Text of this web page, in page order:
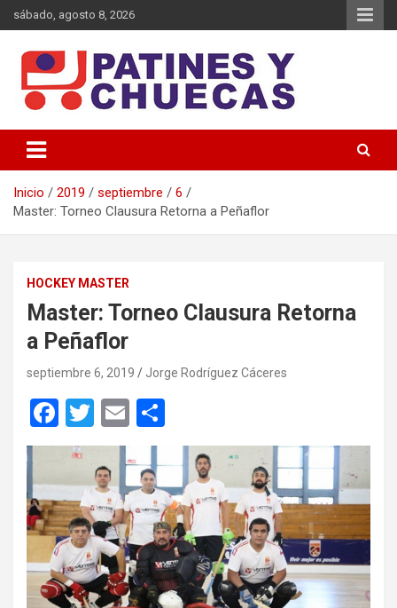
Saltar
al
sábado, agosto 8, 2026
Patines y Chuecas
Inicio 2019 septiembre
6
Master: Torneo Clausura Retorna a Peñaflor
HOCKEY MASTER
Master: Torneo Clausura Retorna
a Peñaflor
septiembre 6, 2019 Jorge Rodríguez Cáceres
F
a
ce
b
o
o
k
T
wi
tt
er
E
m
ail m
p
ar
tir